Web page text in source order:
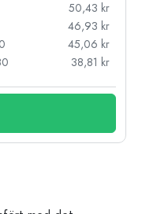
50,43 kr
46,93 kr
45,06 kr
38,81 kr